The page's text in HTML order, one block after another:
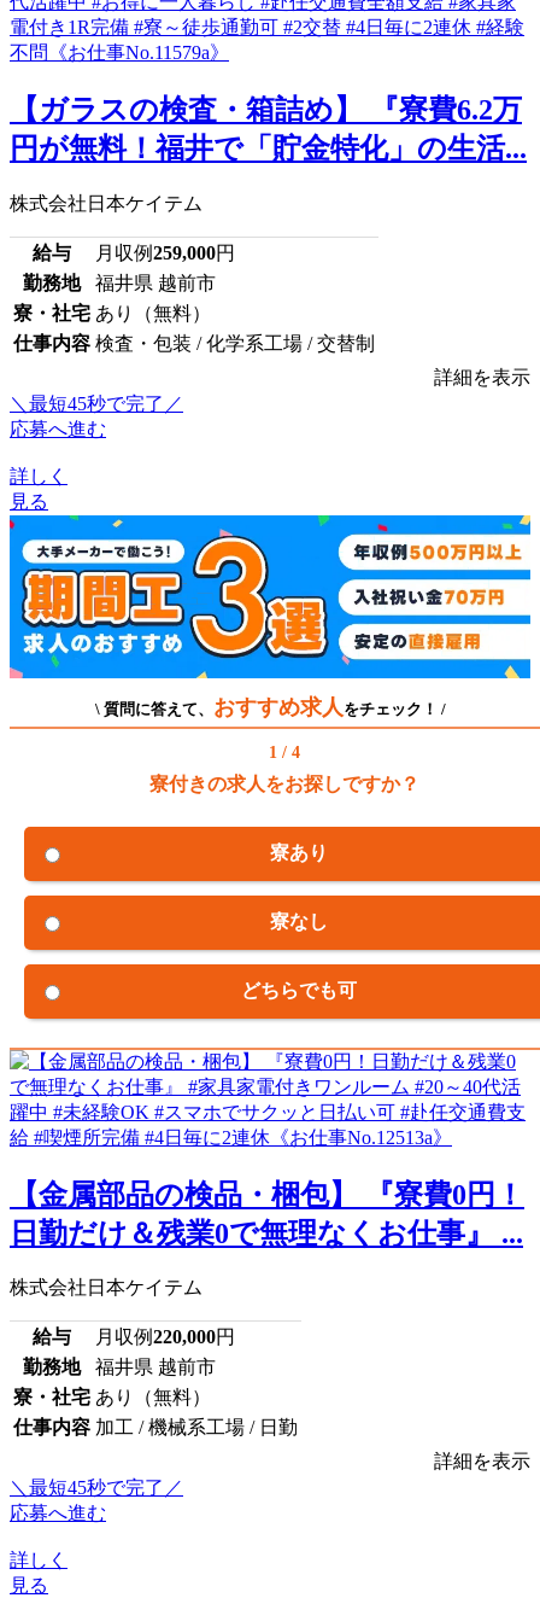
【ガラスの検査・箱詰め】 『寮費6.2万
円が無料！福井で「貯金特化」の生活...
株式会社日本ケイテム
給与 月収例259,000円
勤務地
福井県 越前市
寮・社宅 あり（無料）
仕事内容 検査・包装 / 化学系工場 / 交替制
詳細を表示
＼最短45秒で完了／
応募へ進む
詳しく
見る
\ 質問に答えて、 おすすめ求人 をチェック！ /
1 / 4
寮付きの求人をお探しですか？
寮あり
寮なし
どちらでも可
【金属部品の検品・梱包】 『寮費0円！
日勤だけ＆残業0で無理なくお仕事』 ...
株式会社日本ケイテム
給与 月収例220,000円
勤務地
福井県 越前市
寮・社宅 あり（無料）
仕事内容 加工 / 機械系工場 / 日勤
詳細を表示
＼最短45秒で完了／
応募へ進む
詳しく
見る